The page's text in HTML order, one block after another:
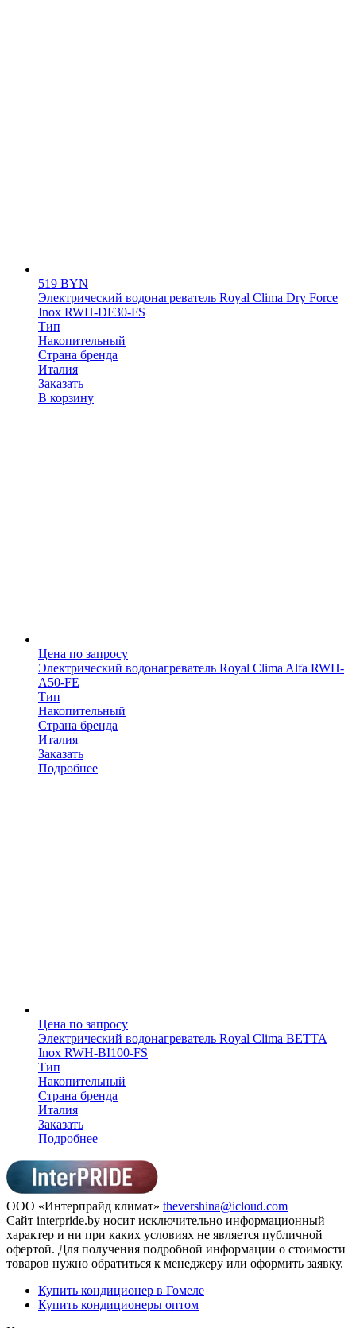
519 BYN
Электрический водонагреватель Royal Clima Dry Force
Inox RWH-DF30-FS
Тип
Накопительный
Страна бренда
Италия
Заказать
В корзину
Цена по запросу
Электрический водонагреватель Royal Clima Alfa RWH-
A50-FE
Тип
Накопительный
Страна бренда
Италия
Заказать
Подробнее
Цена по запросу
Электрический водонагреватель Royal Clima BETTA
Inox RWH-BI100-FS
Тип
Накопительный
Страна бренда
Италия
Заказать
Подробнее
ООО «Интерпрайд климат» thevershina@icloud.com
Сайт interpride.by носит исключительно информационный
характер и ни при каких условиях не является публичной
офертой. Для получения подробной информации о стоимости
товаров нужно обратиться к менеджеру или оформить заявку.
Купить кондиционер в Гомеле
Купить кондиционеры оптом